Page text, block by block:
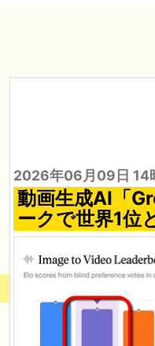
2026年06月09日 14
動画生成AI「
ークで世界1位